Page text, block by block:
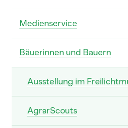
Medienservice
Bäuerinnen und Bauern
Ausstellung im
AgrarScouts